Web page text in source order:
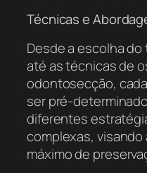
Técnicas e
Desde a escolha
até as técnicas de
odontosecção,
ser pré-
diferentes
complexas, visando
máximo de